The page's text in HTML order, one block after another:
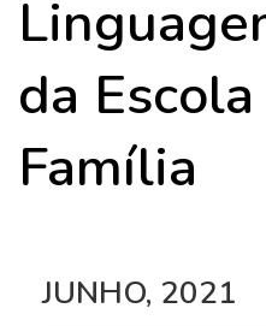
da
Família
JUNHO, 2021